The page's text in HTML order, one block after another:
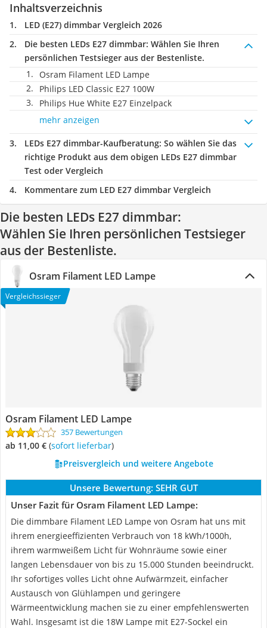
Inhaltsverzeichnis
LED (E27) dimmbar Vergleich 2026
Die besten LEDs E27 dimmbar: Wählen Sie Ihren
persönlichen Testsieger aus der Bestenliste.
Osram Filament LED Lampe
Philips LED Classic E27 100W
Philips Hue White E27 Einzelpack
mehr anzeigen
LEDs E27 dimmbar-Kaufberatung: So wählen Sie das
richtige Produkt aus dem obigen LEDs E27 dimmbar
Test oder Vergleich
Kommentare zum LED E27 dimmbar Vergleich
Die besten LEDs E27 dimmbar:
Wählen Sie Ihren persönlichen Testsieger
aus der Bestenliste.
Osram Filament LED Lampe
Vergleichssieger
Osram Filament LED Lampe
357 Bewertungen
ab 11,00 € ( Sofort lieferbar)
Preisvergleich und weitere Angebote
Unsere Bewertung: SEHR GUT
Unser Fazit für Osram Filament LED Lampe:
Die dimmbare Filament LED Lampe von Osram hat uns mit
ihrem energieeffizienten Verbrauch von 18 kWh/1000h,
ihrem warmweißem Licht für Wohnräume sowie einer
langen Lebensdauer von bis zu 15.000 Stunden beeindruckt.
Ihr sofortiges volles Licht ohne Aufwärmzeit, einfacher
Austausch von Glühlampen und geringere
Wärmeentwicklung machen sie zu einer empfehlenswerten
Wahl. Insgesamt ist die 18W Lampe mit E27-Sockel ein